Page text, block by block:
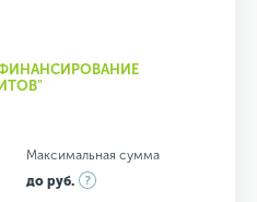
Максимальная сумма
до руб.